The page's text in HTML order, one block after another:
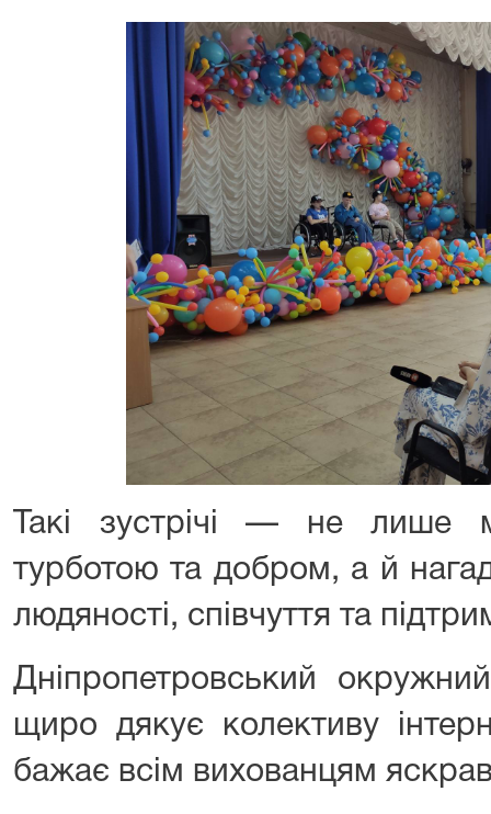
Такі зустрічі — не лише
турботою та добром, а й
людяності, співчуття та
Дніпропетровський
щиро дякує колективу
бажає всім вихованцям